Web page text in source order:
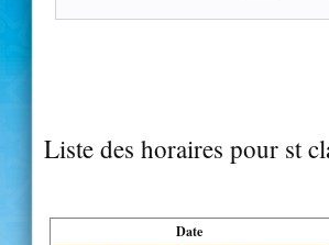
Liste des horaires pour st
Date